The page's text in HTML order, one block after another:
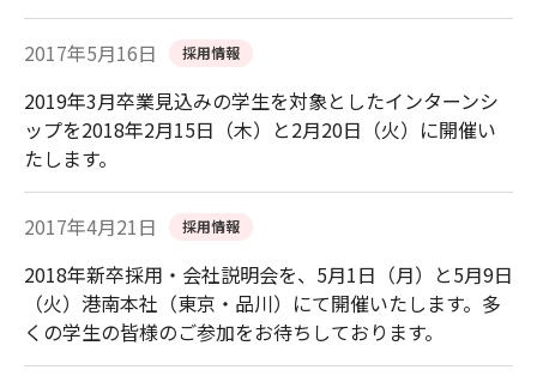
2017年5月16日 採用情報
2019年3月卒業見込みの学生を対象としたインターンシ
ップを2018年2月15日（木）と2月20日（火）に開催い
たします。
2017年4月21日 採用情報
2018年新卒採用・会社説明会を、5月1日（月）と5月9日
（火）港南本社（東京・品川）にて開催いたします。多
くの学生の皆様のご参加をお待ちしております。